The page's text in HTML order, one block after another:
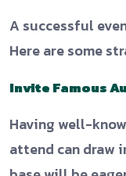
A successful
Here are some
Invite Famous
Having well-
attend can draw